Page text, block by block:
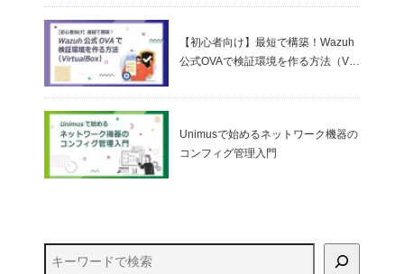
ゼロトラストの考え方
【初心者向け】最短で構築！Wazuh
公式OVAで検証環境を作る方法（Virt
Unimusで始めるネットワーク機器の
コンフィグ管理入門